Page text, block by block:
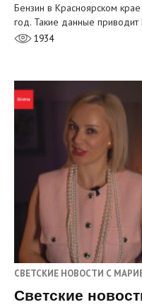
Бензин в Красноярском
год. Такие данные
1934
СВЕТСКИЕ НОВОСТИ С
Светские